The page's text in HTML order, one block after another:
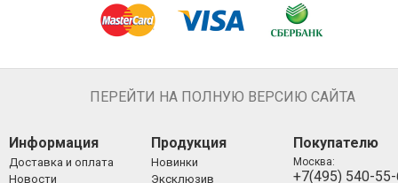
ПЕРЕЙТИ НА ПОЛНУЮ ВЕРСИЮ САЙТА
Информация
Доставка и оплата
Новости
Продукция
Новинки
Эксклюзив
Покупателю
Москва:
+7(495) 540-